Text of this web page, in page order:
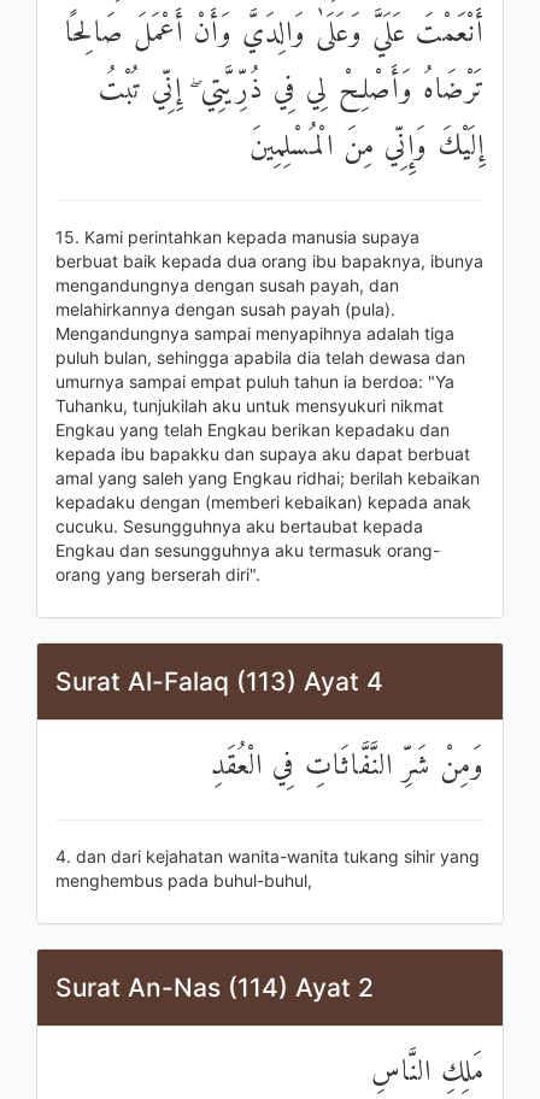
أَنْعَمْتَ عَلَيَّ وَعَلَىٰ وَالِدَيَّ وَأَنْ أَعْمَلَ صَالِحًا
تَرْضَاهُ وَأَصْلِحْ لِي فِي ذُرِّيَّتِي ۖ إِنِّي تُبْتُ
إِلَيْكَ وَإِنِّي مِنَ الْمُسْلِمِينَ
15. Kami perintahkan kepada manusia supaya
berbuat baik kepada dua orang ibu bapaknya, ibunya
mengandungnya dengan susah payah, dan
melahirkannya dengan susah payah (pula).
Mengandungnya sampai menyapihnya adalah tiga
puluh bulan, sehingga apabila dia telah dewasa dan
umurnya sampai empat puluh tahun ia berdoa: "Ya
Tuhanku, tunjukilah aku untuk mensyukuri nikmat
Engkau yang telah Engkau berikan kepadaku dan
kepada ibu bapakku dan supaya aku dapat berbuat
amal yang saleh yang Engkau ridhai; berilah kebaikan
kepadaku dengan (memberi kebaikan) kepada anak
cucuku. Sesungguhnya aku bertaubat kepada
Engkau dan sesungguhnya aku termasuk orang-
orang yang berserah diri".
Surat Al-Falaq (113) Ayat 4
وَمِنْ شَرِّ النَّفَّاثَاتِ فِي الْعُقَدِ
4. dan dari kejahatan wanita-wanita tukang sihir yang
menghembus pada buhul-buhul,
Surat An-Nas (114) Ayat 2
مَلِكِ النَّاسِ